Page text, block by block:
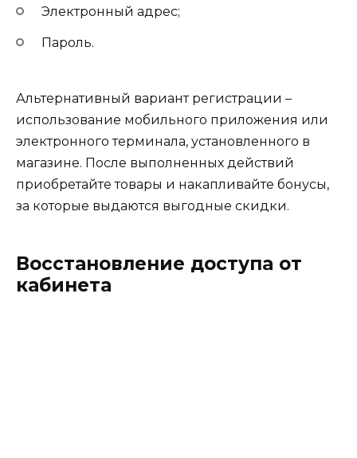
Электронный адрес;
Пароль.
Альтернативный вариант регистрации –
использование мобильного приложения или
электронного терминала, установленного в
магазине. После выполненных действий
приобретайте товары и накапливайте бонусы,
за которые выдаются выгодные скидки.
Восстановление доступа от
кабинета